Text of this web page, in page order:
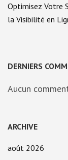
Optimisez Votre
la Visibilité en
DERNIERS
Aucun
ARCHIVE
août 2026